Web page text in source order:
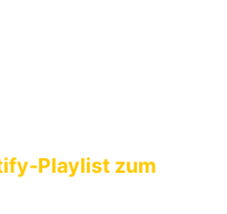
Playlist zum